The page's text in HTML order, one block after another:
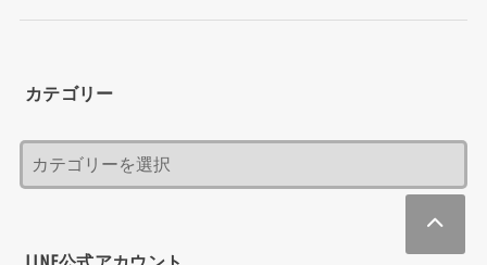
カテゴリー